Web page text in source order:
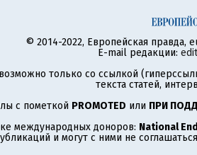
© 2014-2022, Европейская правда,
E-mail редакции:
только со ссылкой
текста статей,
с пометкой PROMOTED или ПРИ
международных доноров: National
и могут с ними не